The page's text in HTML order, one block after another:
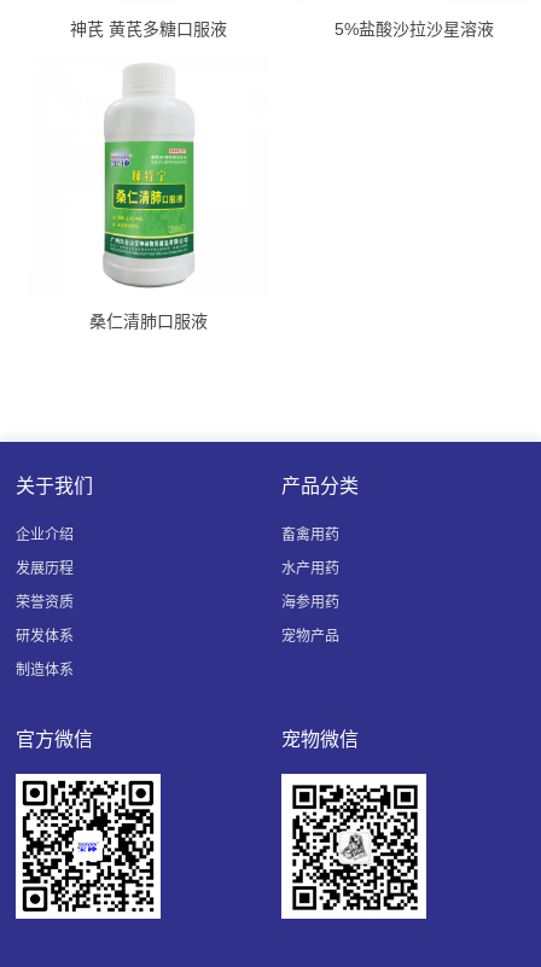
神芪 黄芪多糖口服液 5%盐酸沙拉沙星溶液
桑仁清肺口服液
关于我们
企业介绍
发展历程
荣誉资质
研发体系
制造体系
产品分类
畜禽用药
水产用药
海参用药
宠物产品
官方微信 宠物微信